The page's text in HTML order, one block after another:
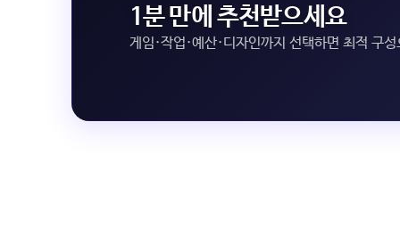
1분 만에 추천받으세요
게임·작업·예산·디자인까지 선택하면 최적 구